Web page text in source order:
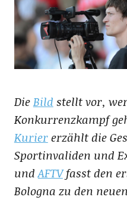
DieBild stellt vor,
Konkurrenzkampf
Kuriererzählt die
Sportinvaliden und
undAFTVfasst den
Bologna zu den